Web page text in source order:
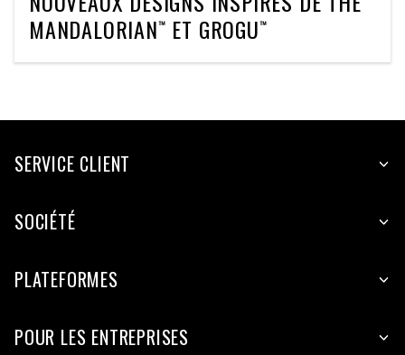
MANDALORIAN™ ET GROGU™
SERVICE CLIENT
SOCIÉTÉ
PLATEFORMES
POUR LES ENTREPRISES